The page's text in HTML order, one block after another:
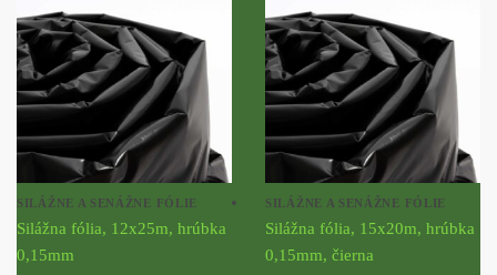
SILÁŽNE A SENÁŽNE FÓLIE
Silážna fólia, 12x25m, hrúbka
0,15mm
SILÁŽNE A SENÁŽNE FÓLIE
Silážna fólia, 15x20m, hrúbka
0,15mm, čierna